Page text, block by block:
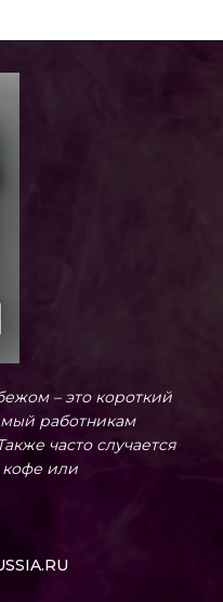
– это короткий
работникам
часто случается
или